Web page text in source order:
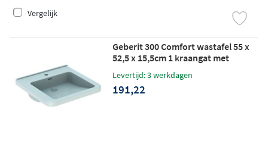
Vergelijk
Geberit 300 Comfort wastafel 55 x
52,5 x 15,5cm 1 kraangat met
Levertijd: 3 werkdagen
191,22